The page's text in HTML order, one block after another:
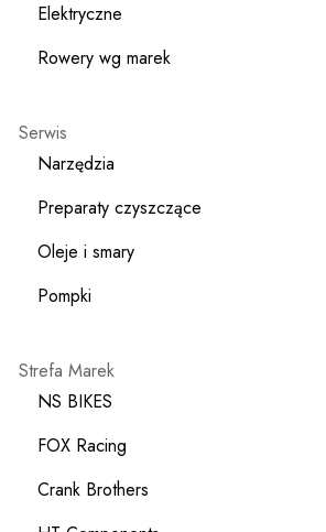
Elektryczne
Rowery wg marek
Serwis
Narzędzia
Preparaty czyszczące
Oleje i smary
Pompki
Strefa Marek
NS BIKES
FOX Racing
Crank Brothers